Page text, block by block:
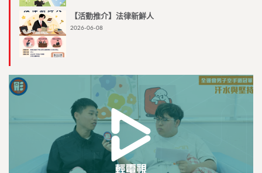
【活動推介】法律新鮮人
2026-06-08